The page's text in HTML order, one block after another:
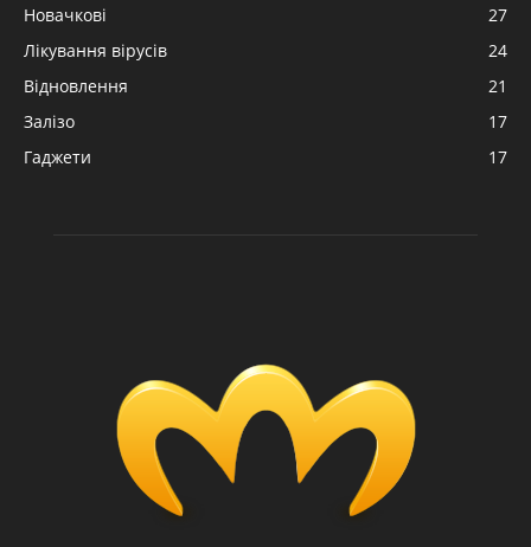
Новачкові
27
Лікування вірусів
24
Відновлення
21
Залізо
17
Гаджети
17